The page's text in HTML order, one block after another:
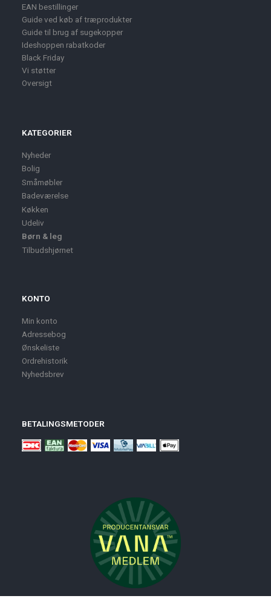
EAN bestillinger
Guide ved køb af træprodukter
Guide til brug af sugekopper
Ideshoppen rabatkoder
Black Friday
Vi støtter
Oversigt
KATEGORIER
Nyheder
Bolig
Småmøbler
Badeværelse
Køkken
Udeliv
Børn & leg
Tilbudshjørnet
KONTO
Min konto
Adressebog
Ønskeliste
Ordrehistorik
Nyhedsbrev
BETALINGSMETODER